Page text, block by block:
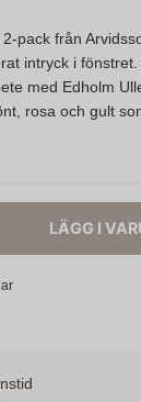
pack från
intryck i
med Edholm
rosa och gult
LÄGG I